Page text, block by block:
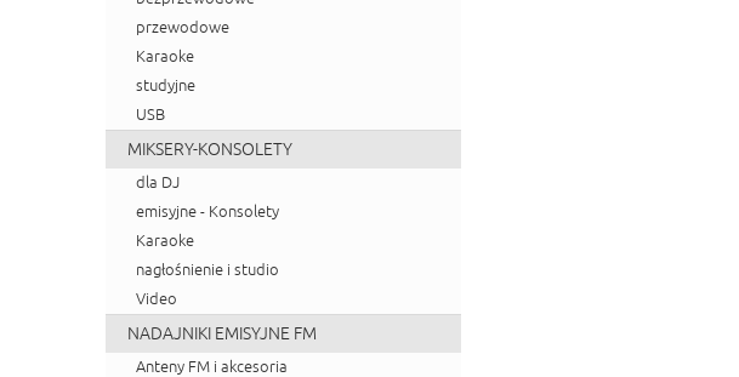
przewodowe
Karaoke
studyjne
USB
MIKSERY-KONSOLETY
dla DJ
emisyjne - Konsolety
Karaoke
nagłośnienie i studio
Video
NADAJNIKI EMISYJNE FM
Anteny FM i akcesoria